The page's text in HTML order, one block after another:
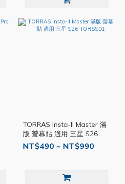
TORRAS Insta-II Master 滿
版 螢幕貼 適用 三星 S26
TORSS01
NT$490 ~ NT$990